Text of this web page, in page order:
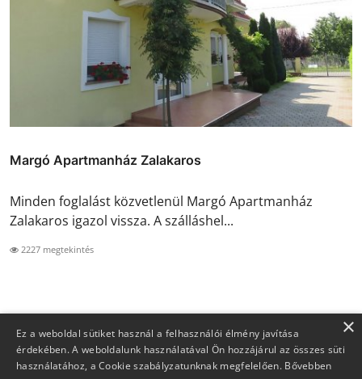
Margó Apartmanház Zalakaros
Minden foglalást közvetlenül Margó Apartmanház
Zalakaros igazol vissza. A szálláshel...
2227 megtekintés
×
Ez a weboldal sütiket használ a felhasználói élmény javítása
érdekében. A weboldalunk használatával Ön hozzájárul az összes süti
használatához, a Cookie szabályzatunknak megfelelően. Bővebben